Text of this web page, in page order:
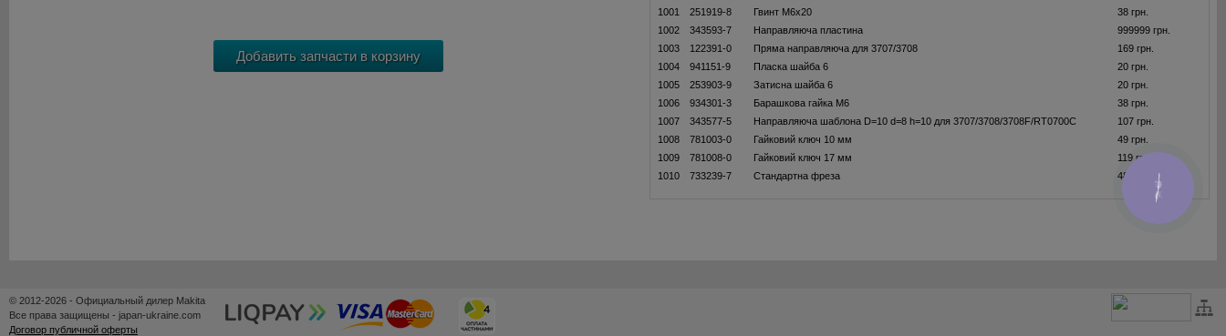
1001
251919-8 Гвинт M6x20
38 грн.
1002
343593-7 Направляюча пластина
999999 грн.
1003
122391-0 Пряма направляюча для 3707/3708
169 грн.
1004
941151-9 Пласка шайба 6
20 грн.
1005
253903-9 Затисна шайба 6
20 грн.
1006
934301-3 Барашкова гайка M6
38 грн.
1007
343577-5 Направляюча шаблона D=10 d=8 h=10 для 3707/3708/3708F/RT0700C
107 грн.
1008
781003-0 Гайковий ключ 10 мм
49 грн.
1009
781008-0 Гайковий ключ 17 мм
119 грн.
1010
733239-7 Стандартна фреза 485 грн.
© 2012-2026 - Официальный дилер Makita
Все права защищены - japan-ukraine.com
Договор публичной оферты
КНОПКА
ЗВ'ЯЗКУ